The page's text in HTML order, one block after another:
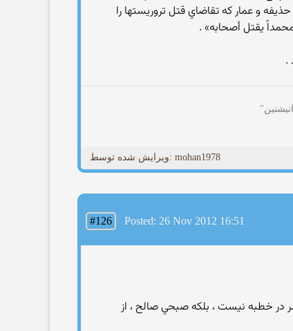
و عمار كه تقاضاي قتل تروريستها را
يقتل أصحابه» .
.
ویرایش شده توسط: mohan1978
#126 Posted: 26 Nov 2012 16:51
درست نيست و نامي از عمر در خطبه نيست ، بلكه صبحي صالح ، از